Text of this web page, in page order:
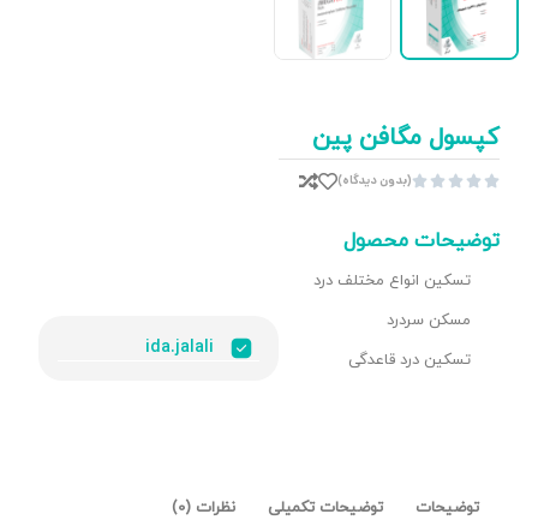
کپسول مگافن پین




(بدون دیدگاه)
توضیحات محصول
تسکین انواع مختلف درد
مسکن سردرد
تسکین درد قاعدگی
ida.jalali
توضیحات توضیحات تکمیلی نظرات (0)